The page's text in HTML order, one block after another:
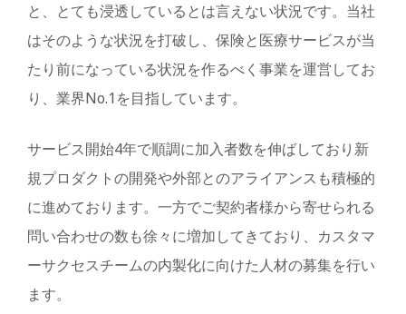
と、とても浸透しているとは言えない状況です。当社
はそのような状況を打破し、保険と医療サービスが当
たり前になっている状況を作るべく事業を運営してお
り、業界No.1を目指しています。
サービス開始4年で順調に加入者数を伸ばしており新
規プロダクトの開発や外部とのアライアンスも積極的
に進めております。一方でご契約者様から寄せられる
問い合わせの数も徐々に増加してきており、カスタマ
ーサクセスチームの内製化に向けた人材の募集を行い
ます。